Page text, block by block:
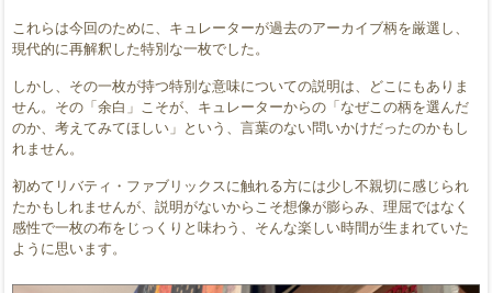
これらは今回のために、キュレーターが過去のアーカイブ柄を厳選し、
現代的に再解釈した特別な一枚でした。
しかし、その一枚が持つ特別な意味についての説明は、どこにもありま
せん。その「余白」こそが、キュレーターからの「なぜこの柄を選んだ
のか、考えてみてほしい」という、言葉のない問いかけだったのかもし
れません。
初めてリバティ・ファブリックスに触れる方には少し不親切に感じられ
たかもしれませんが、説明がないからこそ想像が膨らみ、理屈ではなく
感性で一枚の布をじっくりと味わう、そんな楽しい時間が生まれていた
ように思います。